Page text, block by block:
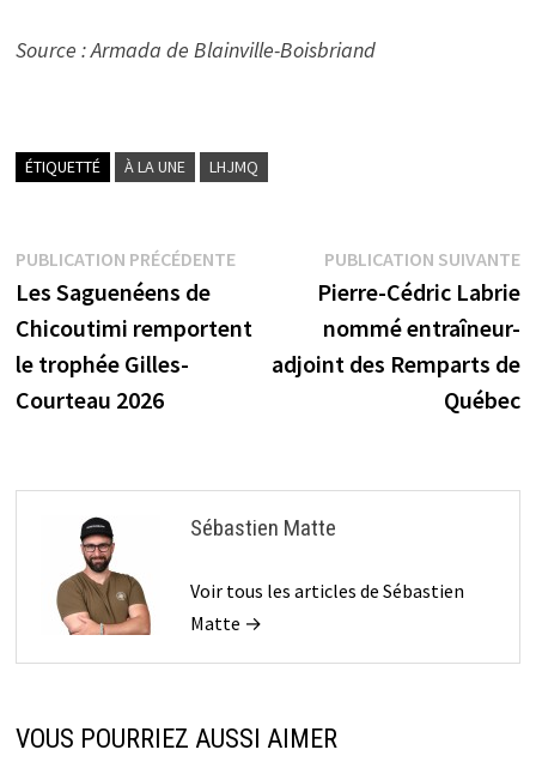
Source : Armada de Blainville-Boisbriand
ÉTIQUETTÉ À LA UNE LHJMQ
Navigation
de
l’article
PUBLICATION PRÉCÉDENTEPublication
précédente :
Les Saguenéens de
Chicoutimi remportent
le trophée Gilles-
Courteau 2026
PUBLICATION SUIVANTE
Pierre-Cédric Labrie
nommé entraîneur-
adjoint des Remparts de
Québec
Sébastien Matte
Voir tous les articles de Sébastien
Matte →
VOUS POURRIEZ AUSSI AIMER